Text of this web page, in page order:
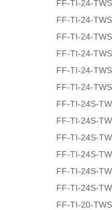
FF-TI-24-
FF-TI-24-
FF-TI-24-
FF-TI-24-
FF-TI-24-
FF-TI-24-
FF-TI-24S-
FF-TI-24S-
FF-TI-24S-
FF-TI-24S-
FF-TI-24S-
FF-TI-24S-
FF-TI-20-